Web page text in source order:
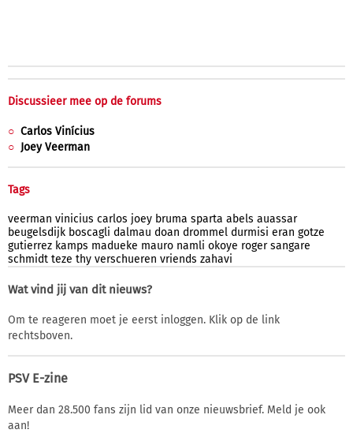
Discussieer mee op de forums
Carlos Vinícius
Joey Veerman
Tags
veerman vinicius carlos joey bruma sparta abels auassar
beugelsdijk boscagli dalmau doan drommel durmisi eran gotze
gutierrez kamps madueke mauro namli okoye roger sangare
schmidt teze thy verschueren vriends zahavi
Wat vind jij van dit nieuws?
Om te reageren moet je eerst inloggen. Klik op de link
rechtsboven.
PSV E-zine
Meer dan 28.500 fans zijn lid van onze nieuwsbrief. Meld je ook
aan!